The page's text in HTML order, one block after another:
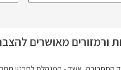
ורמזורים מאושרים